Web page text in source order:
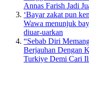
Annas Farish Jadi
‘Bayar zakat pun
Wawa menunjuk
diuar-uarkan
“Sebab Diri
Berjauhan Dengan
Turkiye Demi Cari